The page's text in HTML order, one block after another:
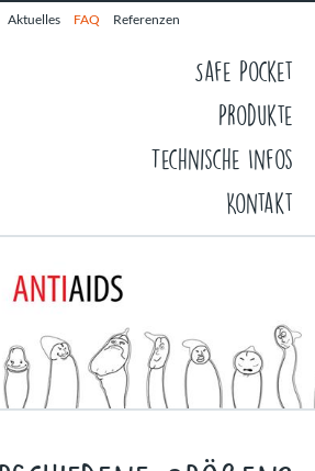
Aktuelles FAQ Referenzen
Safe Pocket
Produkte
Technische Infos
Kontakt